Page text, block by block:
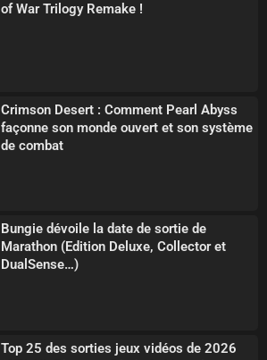
of War Trilogy Remake !
Crimson Desert : Comment Pearl Abyss
façonne son monde ouvert et son système
de combat
Bungie dévoile la date de sortie de
Marathon (Edition Deluxe, Collector et
DualSense…)
Top 25 des sorties jeux vidéos de 2026